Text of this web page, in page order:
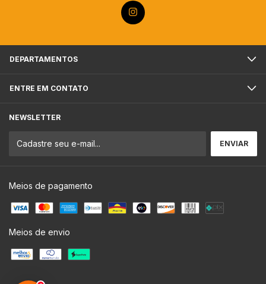
DEPARTAMENTOS
ENTRE EM CONTATO
NEWSLETTER
Meios de pagamento
Meios de envio